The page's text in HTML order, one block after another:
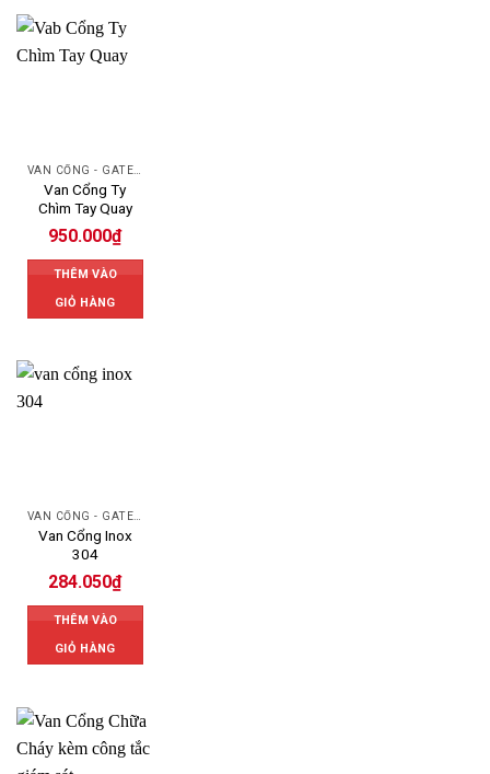
VAN CỔNG - GATE VALVE
Van Cổng Ty
Chìm Tay Quay
950.000₫
THÊM VÀO
GIỎ HÀNG
VAN CỔNG - GATE VALVE
Van Cổng Inox
304
284.050₫
THÊM VÀO
GIỎ HÀNG